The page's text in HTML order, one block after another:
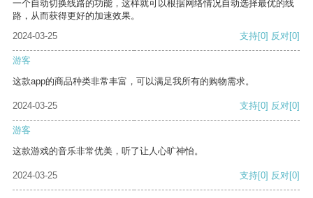
一个自动切换线路的功能，这样就可以根据网络情况自动选择最优的线
路，从而获得更好的加速效果。
2024-03-25
支持[0] 反对[0]
游客
这款app的商品种类非常丰富，可以满足我所有的购物需求。
2024-03-25 支持[0] 反对[0]
游客
这款游戏的音乐非常优美，听了让人心旷神怡。
2024-03-25 支持[0] 反对[0]